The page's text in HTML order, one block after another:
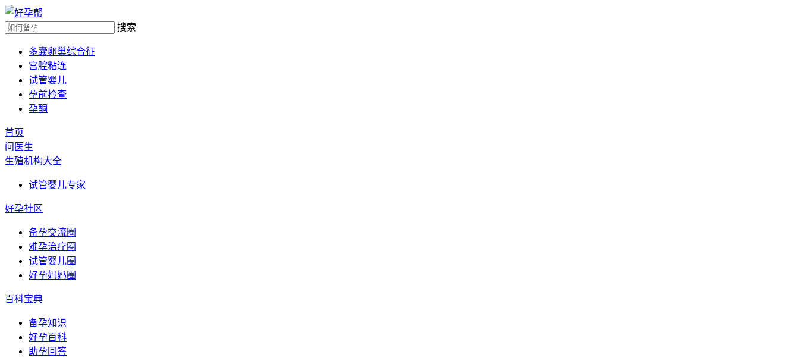
搜索
多囊卵巢综合征
宫腔粘连
试管婴儿
孕前检查
孕酮
首页
问医生
生殖机构大全
试管婴儿专家
好孕社区
备孕交流圈
难孕治疗圈
试管婴儿圈
好孕妈妈圈
百科宝典
备孕知识
好孕百科
助孕回答